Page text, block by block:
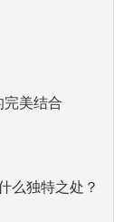
完美结合
么独特之处？